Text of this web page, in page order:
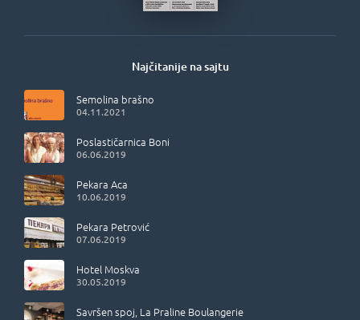
Najčitanije na sajtu
Semolina brašno
04.11.2021
Poslastičarnica Boni
06.06.2019
Pekara Aca
10.06.2019
Pekara Petrović
07.06.2019
Hotel Moskva
30.05.2019
Savršen spoj, La Praline Boulangerie